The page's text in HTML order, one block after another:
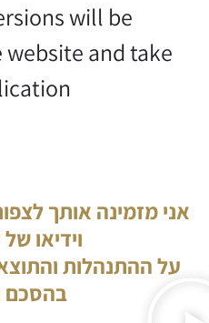
will be
and take
אני מזמינה אותך
וידיאו
על ההתנהלות
בהסכם